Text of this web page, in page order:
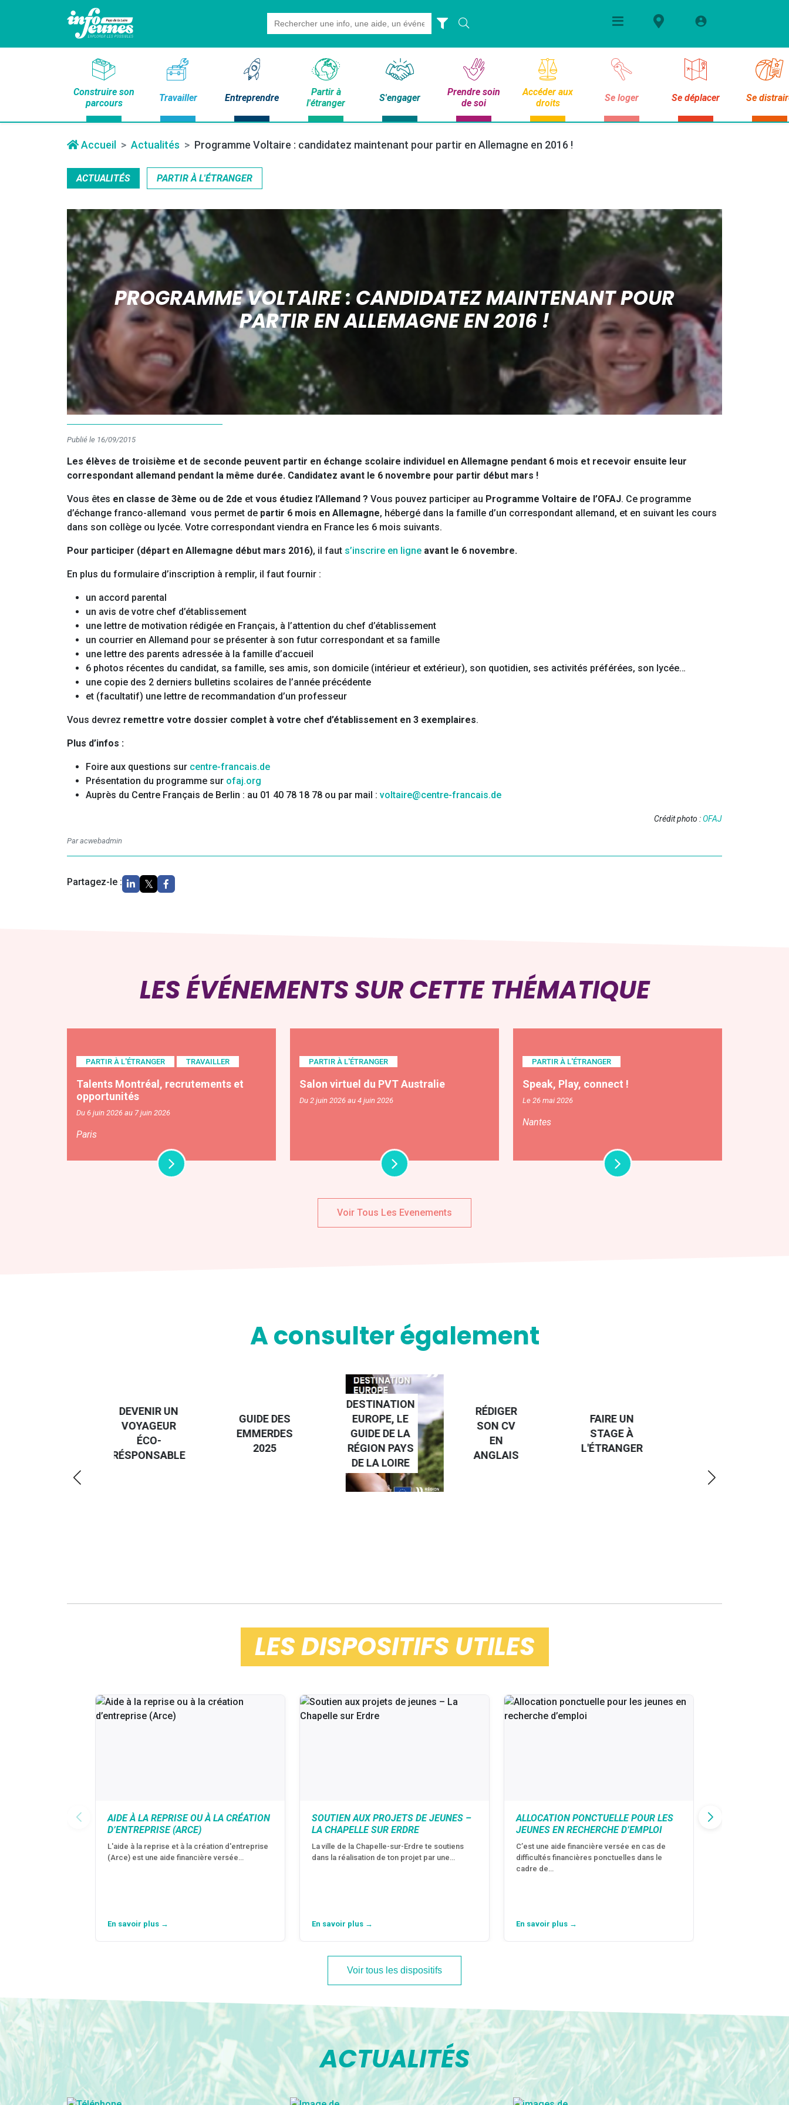
Search
for:
Construire son
parcours
Travailler Entreprendre
Partir à
l'étranger
S'engager
Prendre soin
de soi
Accéder aux
droits
Se loger Se déplacer Se
Accueil Actualités Programme Voltaire : candidatez maintenant pour partir en Allemagne en 2016 !
ACTUALITÉS PARTIR À L'ÉTRANGER
PROGRAMME VOLTAIRE : CANDIDATEZ MAINTENANT POUR
PARTIR EN ALLEMAGNE EN 2016 !
Publié le 16/09/2015
Les élèves de troisième et de seconde peuvent partir en échange scolaire individuel en Allemagne pendant 6 mois et recevoir ensuite leur
correspondant allemand pendant la même durée. Candidatez avant le 6 novembre pour partir début mars !
Vous êtes en classe de 3ème ou de 2de et vous étudiez l’Allemand ? Vous pouvez participer au Programme Voltaire de l’OFAJ. Ce programme
d’échange franco-allemand vous permet de partir 6 mois en Allemagne, hébergé dans la famille d’un correspondant allemand, et en suivant les cours
dans son collège ou lycée. Votre correspondant viendra en France les 6 mois suivants.
Pour participer (départ en Allemagne début mars 2016), il faut s’inscrire en ligne avant le 6 novembre.
En plus du formulaire d’inscription à remplir, il faut fournir :
un accord parental
un avis de votre chef d’établissement
une lettre de motivation rédigée en Français, à l’attention du chef d’établissement
un courrier en Allemand pour se présenter à son futur correspondant et sa famille
une lettre des parents adressée à la famille d’accueil
6 photos récentes du candidat, sa famille, ses amis, son domicile (intérieur et extérieur), son quotidien, ses activités préférées, son lycée…
une copie des 2 derniers bulletins scolaires de l’année précédente
et (facultatif) une lettre de recommandation d’un professeur
Vous devrez remettre votre dossier complet à votre chef d’établissement en 3 exemplaires.
Plus d’infos :
Foire aux questions sur centre-francais.de
Présentation du programme sur ofaj.org
Auprès du Centre Français de Berlin : au 01 40 78 18 78 ou par mail : voltaire@centre-francais.de
Crédit photo :OFAJ
Par acwebadmin
Partagez-le :
LES ÉVÉNEMENTS SUR CETTE THÉMATIQUE
PARTIR À L'ÉTRANGER TRAVAILLER
Talents Montréal, recrutements et
opportunités
Du 6 juin 2026 au 7 juin 2026
Paris
PARTIR À L'ÉTRANGER
Salon virtuel du PVT Australie
Du 2 juin 2026 au 4 juin 2026
PARTIR À L'ÉTRANGER
Speak, Play, connect !
Le 26 mai 2026
Nantes
Voir Tous Les Evenements
A consulter également
GUIDE DES
EMMERDES
2025
EUROPE, LE
GUIDE DE LA
RÉGION PAYS
RÉDIGER
SON CV
EN
ANGLAIS
FAIRE UN
STAGE À
L'ÉTRANGER
TROUVER
UN JOB À
L'ÉTRANGER
LES DISPOSITIFS UTILES
AIDE À LA REPRISE OU À LA CRÉATION
D’ENTREPRISE (ARCE)
L'aide à la reprise et à la création d'entreprise
(Arce) est une aide financière versée…
En savoir plus →
SOUTIEN AUX PROJETS DE JEUNES –
LA CHAPELLE SUR ERDRE
La ville de la Chapelle-sur-Erdre te soutiens
dans la réalisation de ton projet par une…
En savoir plus →
ALLOCATION PONCTUELLE POUR LES
JEUNES EN RECHERCHE D’EMPLOI
C’est une aide financière versée en cas de
difficultés financières ponctuelles dans le
cadre de…
En savoir plus →
Voir tous les dispositifs
ACTUALITÉS